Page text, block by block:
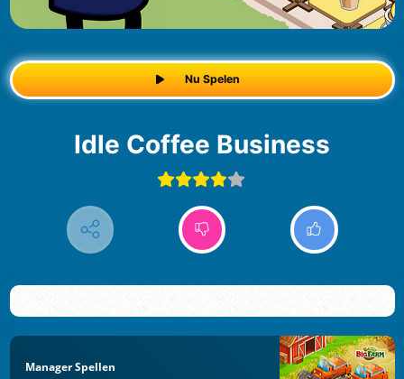
Nu Spelen
Idle Coffee Business
Manager Spellen